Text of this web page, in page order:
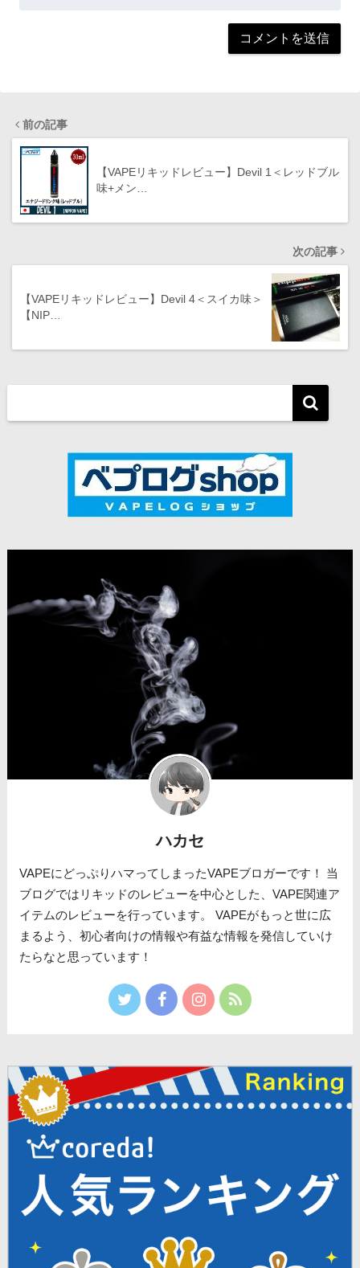
前の記事
【VAPEリキッドレビュー】Devil 1＜レッドブル
味+メン…
次の記事
【VAPEリキッドレビュー】Devil 4＜スイカ味＞
【NIP…
ハカセ
VAPEにどっぷりハマってしまったVAPEブロガーです！ 当
ブログではリキッドのレビューを中心とした、VAPE関連ア
イテムのレビューを行っています。 VAPEがもっと世に広
まるよう、初心者向けの情報や有益な情報を発信していけ
たらなと思っています！